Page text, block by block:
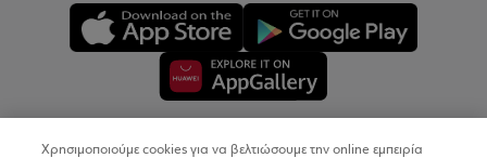
Χρησιμοποιούμε cookies για να βελτιώσουμε την online εμπειρία